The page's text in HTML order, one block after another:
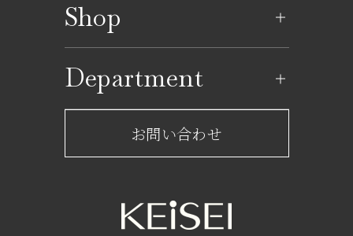
イベントカレンダー
Shop
レストラン一覧
ショップからのお知らせ
フロアガイド
Department
サービスのご案内
お問い合わせ